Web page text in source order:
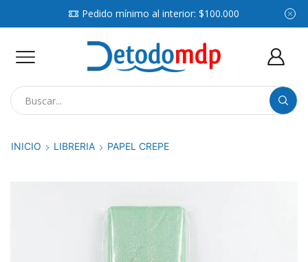
Pedido mínimo al interior: $100.000
INICIO LIBRERIA PAPEL CREPE